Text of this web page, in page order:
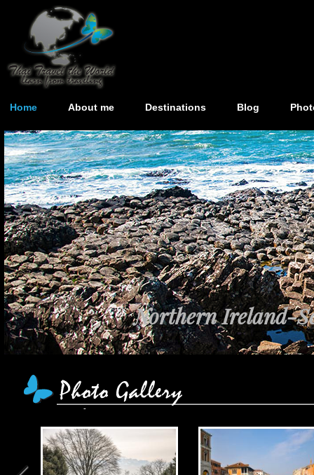
Home About me Destinations Blog
Northern Ireland-
เส้นทาง Egypt-